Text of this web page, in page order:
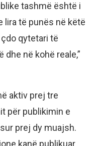
tashmë është i
lira të punës në këtë
qytetari të
në kohë reale,”
aktiv prej tre
për publikimin e
prej dy muajsh.